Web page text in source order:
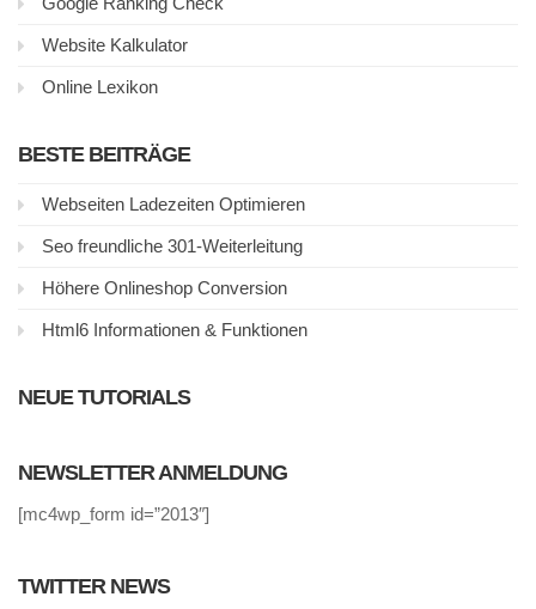
Website Kalkulator
Online Lexikon
BESTE BEITRÄGE
Webseiten Ladezeiten Optimieren
Seo freundliche 301-Weiterleitung
Höhere Onlineshop Conversion
Html6 Informationen & Funktionen
NEUE TUTORIALS
NEWSLETTER ANMELDUNG
[mc4wp_form id=”2013″]
TWITTER NEWS